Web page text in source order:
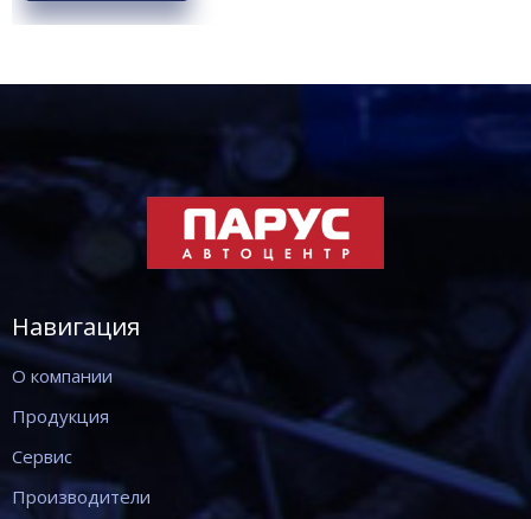
Навигация
О компании
Продукция
Сервис
Производители